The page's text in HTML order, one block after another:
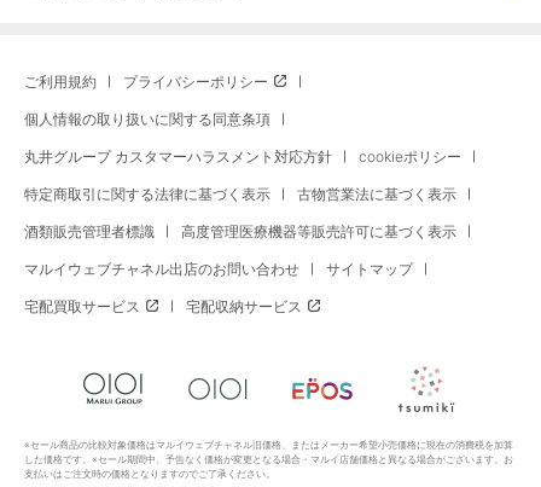
ご利用規約 プライバシーポリシー
個人情報の取り扱いに関する同意条項
丸井グループ カスタマーハラスメント対応方針 cookieポリシー
特定商取引に関する法律に基づく表示 古物営業法に基づく表示
酒類販売管理者標識 高度管理医療機器等販売許可に基づく表示
マルイウェブチャネル出店のお問い合わせ サイトマップ
宅配買取サービス 宅配収納サービス
※セール商品の比較対象価格はマルイウェブチャネル旧価格、またはメーカー希望小売価格に現在の消費税を加算
した価格です。※セール期間中、予告なく価格が変更となる場合・マルイ店舗価格と異なる場合がございます。お
支払いはご注文時の価格となりますのでご了承ください。